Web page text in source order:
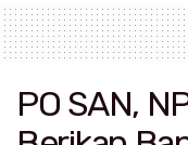
PO SAN,